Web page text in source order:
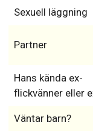
Sexuell läggning
Partner
Hans kända ex-
flickvänner eller
Väntar barn?